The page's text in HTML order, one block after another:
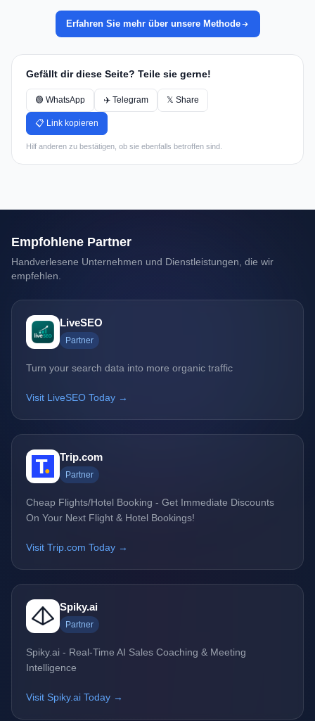
Erfahren Sie mehr über unsere Methode
Gefällt dir diese Seite? Teile sie gerne!
🟢 WhatsApp ✈️ Telegram 𝕏 Share
📋 Link kopieren
Hilf anderen zu bestätigen, ob sie ebenfalls betroffen sind.
Empfohlene Partner
Handverlesene Unternehmen und Dienstleistungen, die wir
empfehlen.
LiveSEO
Partner
Turn your search data into more organic traffic
Visit LiveSEO Today →
Trip.com
Partner
Cheap Flights/Hotel Booking - Get Immediate Discounts
On Your Next Flight & Hotel Bookings!
Visit Trip.com Today →
Spiky.ai
Partner
Spiky.ai - Real-Time AI Sales Coaching & Meeting
Intelligence
Visit Spiky.ai Today →